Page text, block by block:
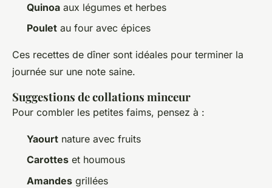
Quinoa aux légumes et herbes
Poulet au four avec épices
Ces recettes de dîner sont idéales pour terminer la
journée sur une note saine.
Suggestions de collations minceur
Pour combler les petites faims, pensez à :
Yaourt nature avec fruits
Carottes et houmous
Amandes grillées